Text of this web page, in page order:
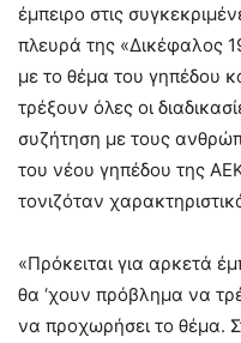
έμπειρο στις
πλευρά της «Δικέφαλος
με το θέμα του γηπέδου
τρέξουν όλες οι
συζήτηση με τους
του νέου γηπέδου της
τονιζόταν
«Πρόκειται για αρκετά
θα ‘χουν πρόβλημα να
να προχωρήσει το θέμα.